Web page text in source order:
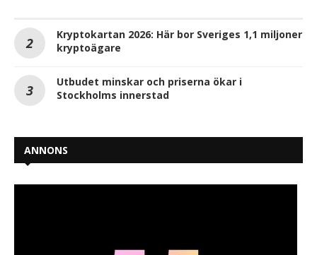
Kryptokartan 2026: Här bor Sveriges 1,1 miljoner
kryptoägare
Utbudet minskar och priserna ökar i
Stockholms innerstad
ANNONS